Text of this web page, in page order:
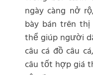
ngày càng nở
bày bán trên
thể giúp người
câu cá đồ câu
câu tốt hợp giá